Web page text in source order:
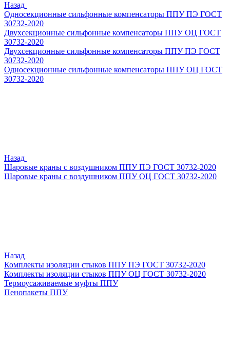
Назад
Односекционные сильфонные компенсаторы ППУ ПЭ ГОСТ
30732-2020
Двухсекционные сильфонные компенсаторы ППУ ОЦ ГОСТ
30732-2020
Двухсекционные сильфонные компенсаторы ППУ ПЭ ГОСТ
30732-2020
Односекционные сильфонные компенсаторы ППУ ОЦ ГОСТ
30732-2020
Назад
Шаровые краны с воздушником ППУ ПЭ ГОСТ 30732-2020
Шаровые краны с воздушником ППУ ОЦ ГОСТ 30732-2020
Назад
Комплекты изоляции стыков ППУ ПЭ ГОСТ 30732-2020
Комплекты изоляции стыков ППУ ОЦ ГОСТ 30732-2020
Термоусаживаемые муфты ППУ
Пенопакеты ППУ